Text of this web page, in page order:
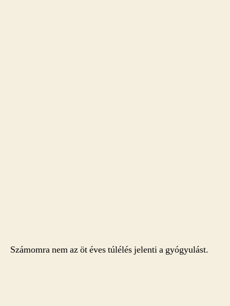
Számomra nem az öt éves túlélés jelenti a gyógyulást.